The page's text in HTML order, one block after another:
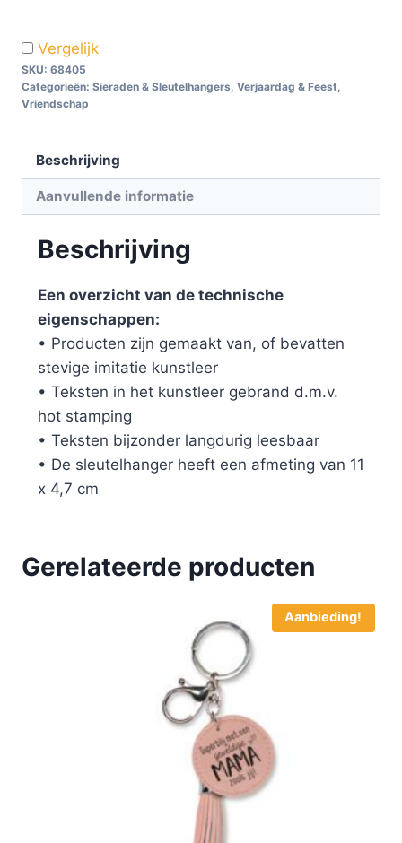
Vergelijk
SKU: 68405
Categorieën: Sieraden & Sleutelhangers Verjaardag & Feest
Vriendschap
Beschrijving
Aanvullende informatie
Beschrijving
Een overzicht van de technische
eigenschappen:
• Producten zijn gemaakt van, of bevatten
stevige imitatie kunstleer
• Teksten in het kunstleer gebrand d.m.v.
hot stamping
• Teksten bijzonder langdurig leesbaar
• De sleutelhanger heeft een afmeting van 11
x 4,7 cm
Gerelateerde producten
Aanbieding!